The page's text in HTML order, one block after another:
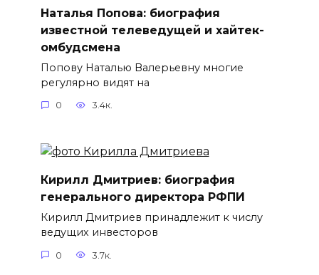
Наталья Попова: биография
известной телеведущей и хайтек-
омбудсмена
Попову Наталью Валерьевну многие
регулярно видят на
0 3.4к.
Кирилл Дмитриев: биография
генерального директора РФПИ
Кирилл Дмитриев принадлежит к числу
ведущих инвесторов
0 3.7к.